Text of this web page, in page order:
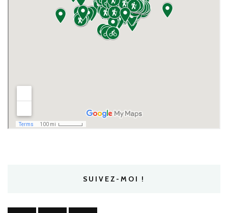
SUIVEZ-MOI !